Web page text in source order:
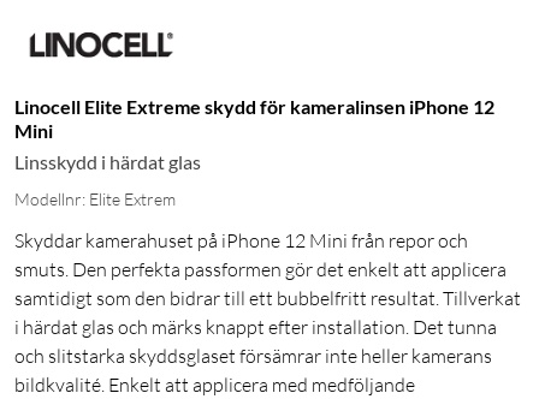
Linocell Elite Extreme skydd för kameralinsen iPhone 12
Mini
Linsskydd i härdat glas
Modellnr: Elite Extrem
Skyddar kamerahuset på iPhone 12 Mini från repor och
smuts. Den perfekta passformen gör det enkelt att applicera
samtidigt som den bidrar till ett bubbelfritt resultat. Tillverkat
i härdat glas och märks knappt efter installation. Det tunna
och slitstarka skyddsglaset försämrar inte heller kamerans
bildkvalité. Enkelt att applicera med medföljande